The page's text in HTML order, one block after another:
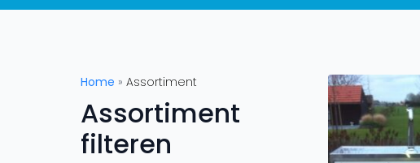
Home » Assortiment
Assortiment
filteren